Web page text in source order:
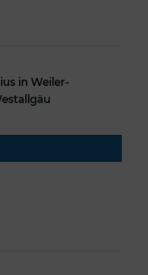
in Weiler-